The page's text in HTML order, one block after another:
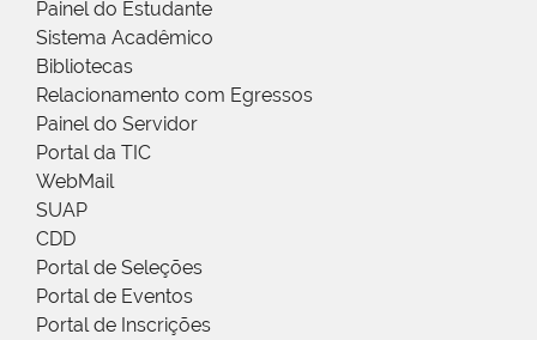
Painel do Estudante
Sistema Acadêmico
Bibliotecas
Relacionamento com Egressos
Painel do Servidor
Portal da TIC
WebMail
SUAP
CDD
Portal de Seleções
Portal de Eventos
Portal de Inscrições